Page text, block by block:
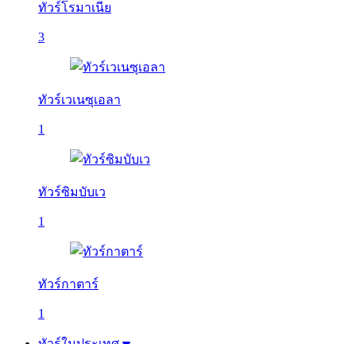
ทัวร์โรมาเนีย
3
ทัวร์เวเนซุเอลา
1
ทัวร์ซิมบับเว
1
ทัวร์กาตาร์
1